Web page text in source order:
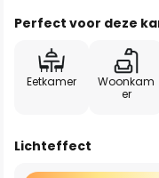
Perfect voor deze
Eetkamer
Woonkam
er
Lichteffect